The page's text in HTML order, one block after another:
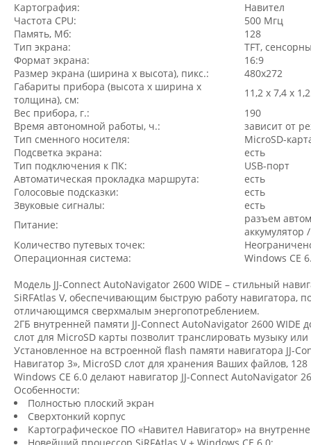
Картография:
Навител
Частота CPU:
500 Мгц
Память, Мб:
128
Тип экрана:
TFT,
Формат экрана:
16:9
Размер экрана (ширина х высота), пикс.:
480x272
Габариты прибора (высота х ширина х
толщина), см:
11,2 x 7,4 x
Вес прибора, г.:
190
Время автономной работы, ч.:
зависит от
Тип сменного носителя:
MicroSD-
Подсветка экрана:
есть
Тип подключения к ПК:
USB-порт
Автоматическая прокладка маршрута:
есть
Голосовые подсказки:
есть
Звуковые сигналы:
есть
Питание:
разъем
аккумулятор
Количество путевых точек:
Операционная система:
Windows CE
Модель JJ-Connect AutoNavigator 2600 WIDE – стильный
SiRFAtlas V, обеспечивающим быструю работу
отличающимся сверхмалым энергопотреблением.
2ГБ внутренней памяти JJ-Connect AutoNavigator 2600
слот для MicroSD карты позволит транслировать музыку
Установленное на встроенной flash памяти навигатора JJ-
Навигатор 3», MicroSD слот для хранения Ваших файлов,
Windows CE 6.0 делают навигатор JJ-Connect
Особенности:
Полностью плоский экран
Сверхтонкий корпус
Картографическое ПО «Навител Навигатор» на